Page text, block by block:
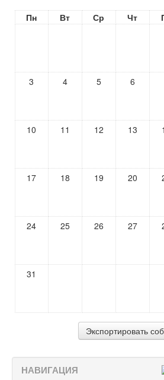
Пн Вт Ср Чт
3 4 5 6
10 11 12 13
17 18 19 20
24 25 26 27
31
НАВИГАЦИЯ